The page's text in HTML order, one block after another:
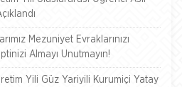
Mezuniyet Evraklarınızı
Almayı Unutmayın!
Yili Güz Yariyili Kurumiçi Yatay